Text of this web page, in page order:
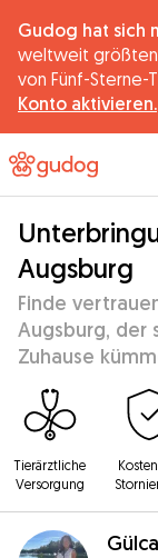
Gudog hat sich
weltweit größten
von Fünf-Sterne-
Konto aktivieren.
Augsburg
Finde
Augsburg, der
Zuhause
Tierärztliche
Versorgung